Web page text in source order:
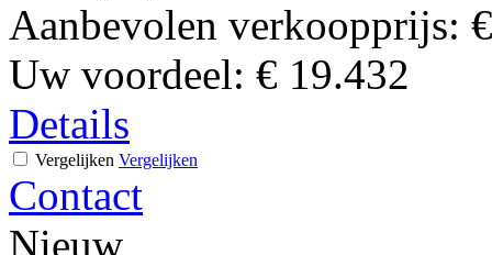
Aanbevolen verkoopprijs:
Uw voordeel: € 19.432
Details
Vergelijken Vergelijken
Contact
Nieuw